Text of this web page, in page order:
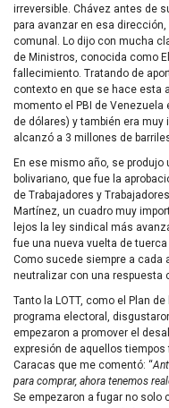
irreversible. Chávez antes de
para avanzar en esa
comunal. Lo dijo con mucha
de Ministros, conocida como
fallecimiento. Tratando de
contexto en que se hace esta
momento el PBI de
de dólares) y también era
alcanzó a 3 millones de
En ese mismo año, se
bolivariano, que fue la
de Trabajadores y
Martínez, un cuadro muy
lejos la ley sindical más
fue una nueva vuelta de
Como sucede siempre a cada
neutralizar con una respuesta
Tanto la LOTT, como el Plan
programa electoral,
empezaron a promover el
expresión de aquellos
Caracas que me comentó: “
para comprar, ahora tenemos
Se empezaron a fugar no